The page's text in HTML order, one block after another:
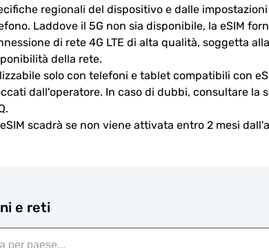
regionali del dispositivo e dalle
Laddove il 5G non sia disponibile, la eSIM
di rete 4G LTE di alta qualità, soggetta alla
della rete.
solo con telefoni e tablet compatibili con
dall'operatore. In caso di dubbi, consultare la
scadrà se non viene attivata entro 2 mesi
e reti